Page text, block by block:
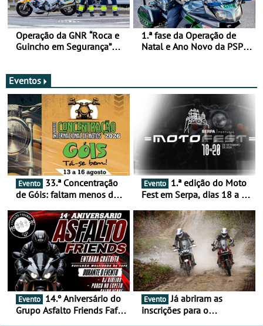
Operação da GNR “Roca e
Guincho em Segurança”
1.ª fase da Operação de
Natal e Ano Novo da PSP e
Eventos
Evento
de Góis: faltam menos de
16 de agosto
Evento
Fest em Serpa, dias 18 a 20
duas rodas invade o Baixo
Alentejo
Evento
Grupo Asfalto Friends Fafe,
Evento Já abriram as
inscrições para o